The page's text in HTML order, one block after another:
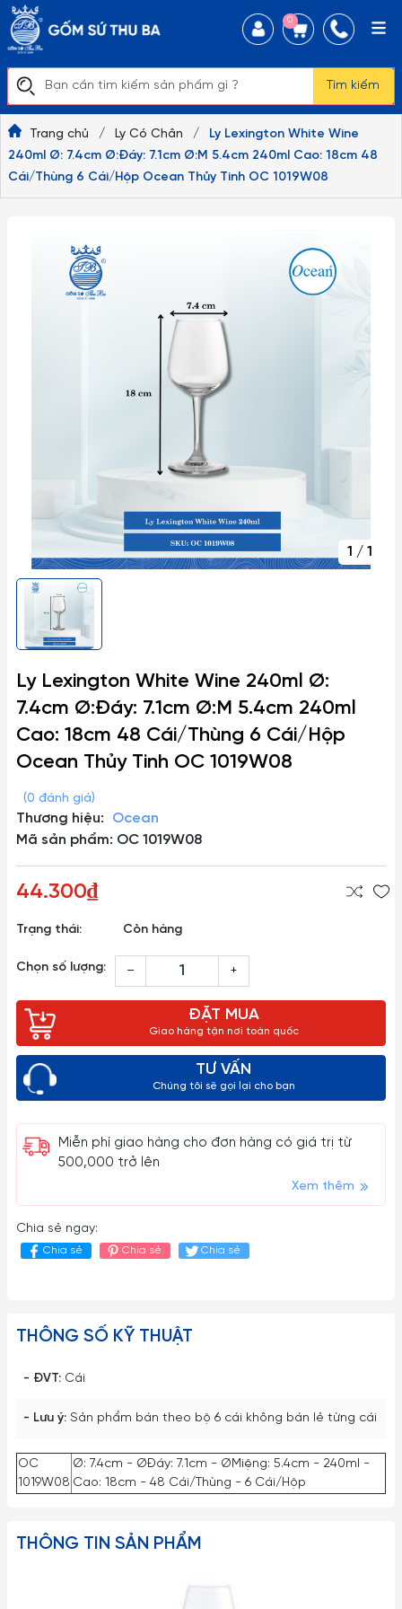
Tìm kiếm
0
Trang chủ / Ly Có Chân /
Ly Lexington White Wine
240ml Ø: 7.4cm Ø:Đáy: 7.1cm Ø:M 5.4cm 240ml Cao: 18cm 48
Cái/Thùng 6 Cái/Hộp Ocean Thủy Tinh OC 1019W08
1 / 1
Ly Lexington White Wine 240ml Ø:
7.4cm Ø:Đáy: 7.1cm Ø:M 5.4cm 240ml
Cao: 18cm 48 Cái/Thùng 6 Cái/Hộp
Ocean Thủy Tinh OC 1019W08
(0 đánh giá)
Thương hiệu:
Ocean
Mã sản phẩm: OC 1019W08
44.300₫
Trạng thái: Còn hàng
Chọn số lượng: – +
ĐẶT MUA
Giao hàng tận nơi toàn quốc
TƯ VẤN
Chúng tôi sẽ gọi lại cho bạn
Miễn phí giao hàng cho đơn hàng có giá trị từ
500,000 trở lên
Xem thêm
Chia sẻ ngay:
Chia sẻ Chia sẻ Chia sẻ
THÔNG SỐ KỸ THUẬT
- ĐVT: Cái
- Lưu ý: Sản phẩm bán theo bộ 6 cái không bán lẻ từng cái
OC
1019W08
Ø: 7.4cm - ØĐáy: 7.1cm - ØMiệng: 5.4cm - 240ml -
Cao: 18cm - 48 Cái/Thùng - 6 Cái/Hộp
THÔNG TIN SẢN PHẨM